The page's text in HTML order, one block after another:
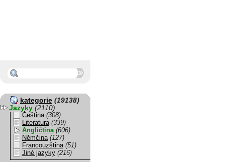
kategorie (19138)
Jazyky (2110)
Čeština (308)
Literatura (339)
Angličtina (606)
Němčina (127)
Francouzština (51)
Jiné jazyky (216)